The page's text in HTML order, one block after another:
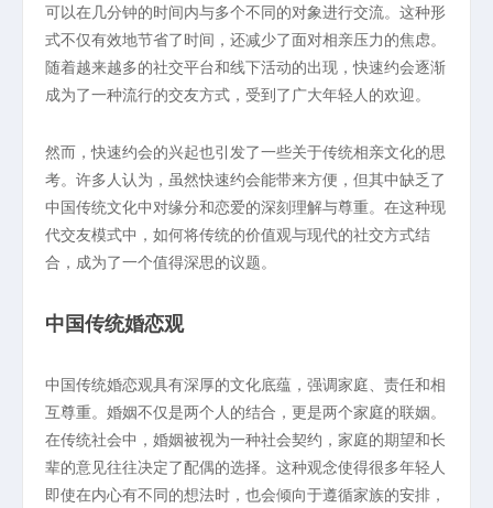
可以在几分钟的时间内与多个不同的对象进行交流。这种形
式不仅有效地节省了时间，还减少了面对相亲压力的焦虑。
随着越来越多的社交平台和线下活动的出现，快速约会逐渐
成为了一种流行的交友方式，受到了广大年轻人的欢迎。
然而，快速约会的兴起也引发了一些关于传统相亲文化的思
考。许多人认为，虽然快速约会能带来方便，但其中缺乏了
中国传统文化中对缘分和恋爱的深刻理解与尊重。在这种现
代交友模式中，如何将传统的价值观与现代的社交方式结
合，成为了一个值得深思的议题。
中国传统婚恋观
中国传统婚恋观具有深厚的文化底蕴，强调家庭、责任和相
互尊重。婚姻不仅是两个人的结合，更是两个家庭的联姻。
在传统社会中，婚姻被视为一种社会契约，家庭的期望和长
辈的意见往往决定了配偶的选择。这种观念使得很多年轻人
即使在内心有不同的想法时，也会倾向于遵循家族的安排，